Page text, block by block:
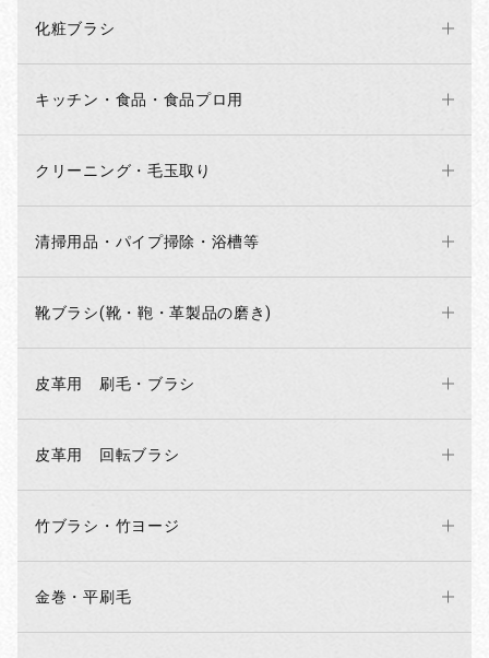
化粧ブラシ
キッチン・食品・食品プロ用
クリーニング・毛玉取り
清掃用品・パイプ掃除・浴槽等
靴ブラシ(靴・鞄・革製品の磨き)
皮革用 刷毛・ブラシ
皮革用 回転ブラシ
竹ブラシ・竹ヨージ
金巻・平刷毛